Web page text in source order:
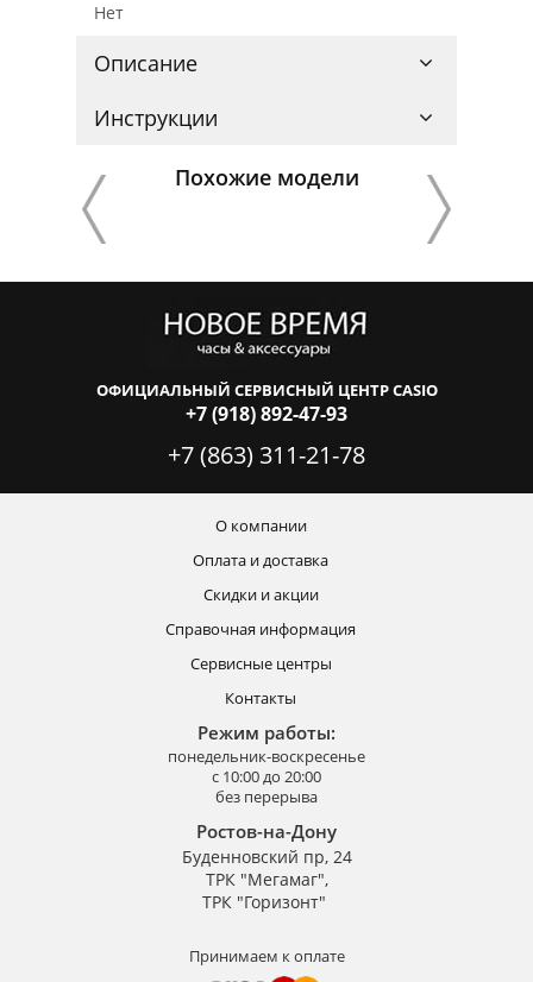
Нет
Описание
Инструкции
Похожие модели
ОФИЦИАЛЬНЫЙ СЕРВИСНЫЙ ЦЕНТР CASIO
+7 (918) 892-47-93
+7 (863) 311-21-78
О компании
Оплата и доставка
Скидки и акции
Справочная информация
Сервисные центры
Контакты
Режим работы:
понедельник-воскресенье
с 10:00 до 20:00
без перерыва
Ростов-на-Дону
Буденновский пр, 24
ТРК "Мегамаг",
ТРК "Горизонт"
Принимаем к оплате